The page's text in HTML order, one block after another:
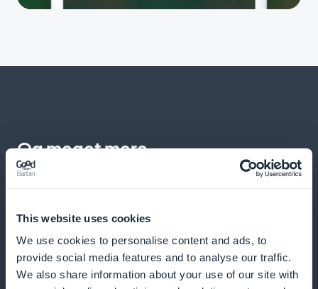
This website uses cookies
We use cookies to personalise content and ads, to
provide social media features and to analyse our traffic.
We also share information about your use of our site with
Og meget mere
Detaljerede analyser af abonnenternes